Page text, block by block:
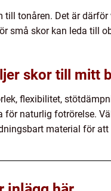
tonåren. Det är
små skor kan leda till
skor till mitt
flexibilitet,
naturlig fotrörelse.
material för